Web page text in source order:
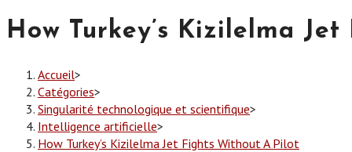
How Turkey’s Kizilelma
Accueil>
Catégories>
Singularité technologique et scientifique>
Intelligence artificielle>
How Turkey’s Kizilelma Jet Fights Without A Pilot